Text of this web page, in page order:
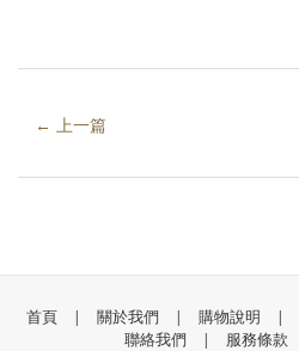
← 上一篇
首頁 | 關於我們 | 購物說明 |
聯絡我們
| 服務條款